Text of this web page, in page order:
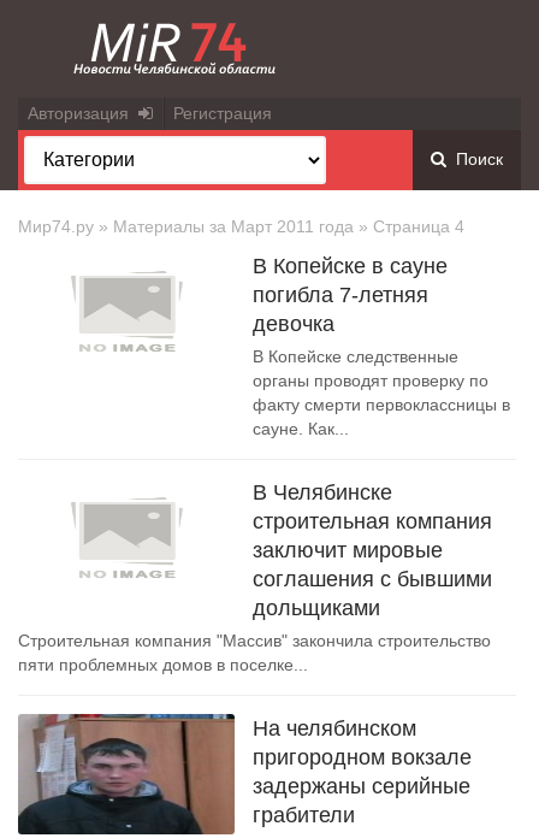
Авторизация Регистрация
Поиск
Мир74.ру » Материалы за Март 2011 года » Страница 4
В Копейске в сауне
погибла 7-летняя
девочка
В Копейске следственные
органы проводят проверку по
факту смерти первоклассницы в
сауне. Как...
В Челябинске
строительная компания
заключит мировые
соглашения с бывшими
дольщиками
Строительная компания "Массив" закончила строительство
пяти проблемных домов в поселке...
На челябинском
пригородном вокзале
задержаны серийные
грабители